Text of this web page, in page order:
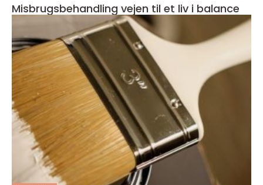
Misbrugsbehandling vejen til et liv i balance